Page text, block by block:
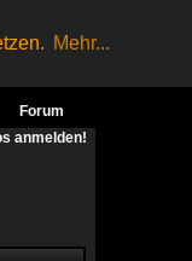
Mehr...
Forum
anmelden!